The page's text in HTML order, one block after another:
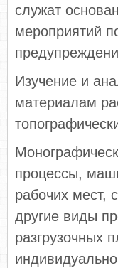
служат
мероприятий
Изучение и
материалам
процессы,
рабочих мест,
другие виды
разгрузочных